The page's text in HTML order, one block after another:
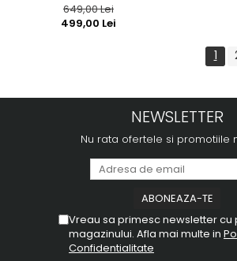
649,00 Lei
499,00 Lei
1
NEWSLETTER
Nu rata ofertele si promotiile
Vreau sa primesc newsletter cu
magazinului. Afla mai multe in
Confidentialitate